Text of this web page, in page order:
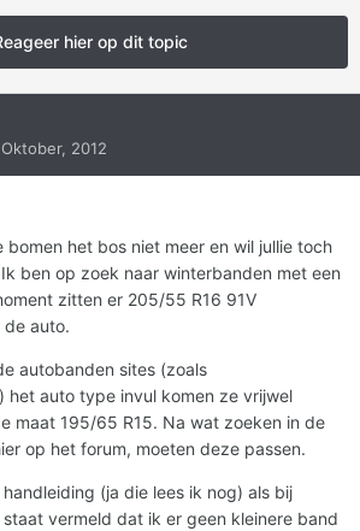
hier op dit topic
2012
bomen het bos niet meer en wil jullie toch
ben op zoek naar winterbanden met een
zitten er 205/55 R16 91V
de auto.
autobanden sites (zoals
het auto type invul komen ze vrijwel
maat 195/65 R15. Na wat zoeken in de
op het forum, moeten deze passen.
(ja die lees ik nog) als bij
vermeld dat ik er geen kleinere band